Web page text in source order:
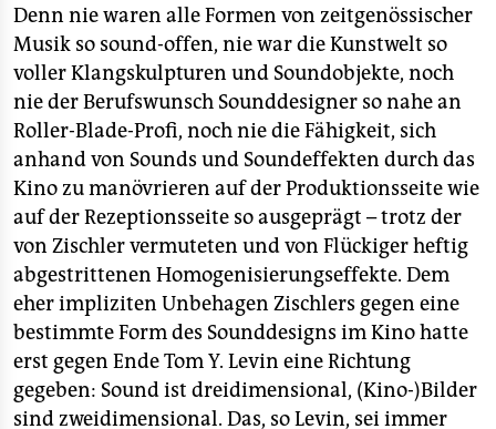
Denn nie waren alle Formen von zeitgenössischer
Musik so sound-offen, nie war die Kunstwelt so
voller Klangskulpturen und Soundobjekte, noch
nie der Berufswunsch Sounddesigner so nahe an
Roller-Blade-Profi, noch nie die Fähigkeit, sich
anhand von Sounds und Soundeffekten durch das
Kino zu manövrieren auf der Produktionsseite wie
auf der Rezeptionsseite so ausgeprägt – trotz der
von Zischler vermuteten und von Flückiger heftig
abgestrittenen Homogenisierungseffekte. Dem
eher impliziten Unbehagen Zischlers gegen eine
bestimmte Form des Sounddesigns im Kino hatte
erst gegen Ende Tom Y. Levin eine Richtung
gegeben: Sound ist dreidimensional, (Kino-)Bilder
sind zweidimensional. Das, so Levin, sei immer